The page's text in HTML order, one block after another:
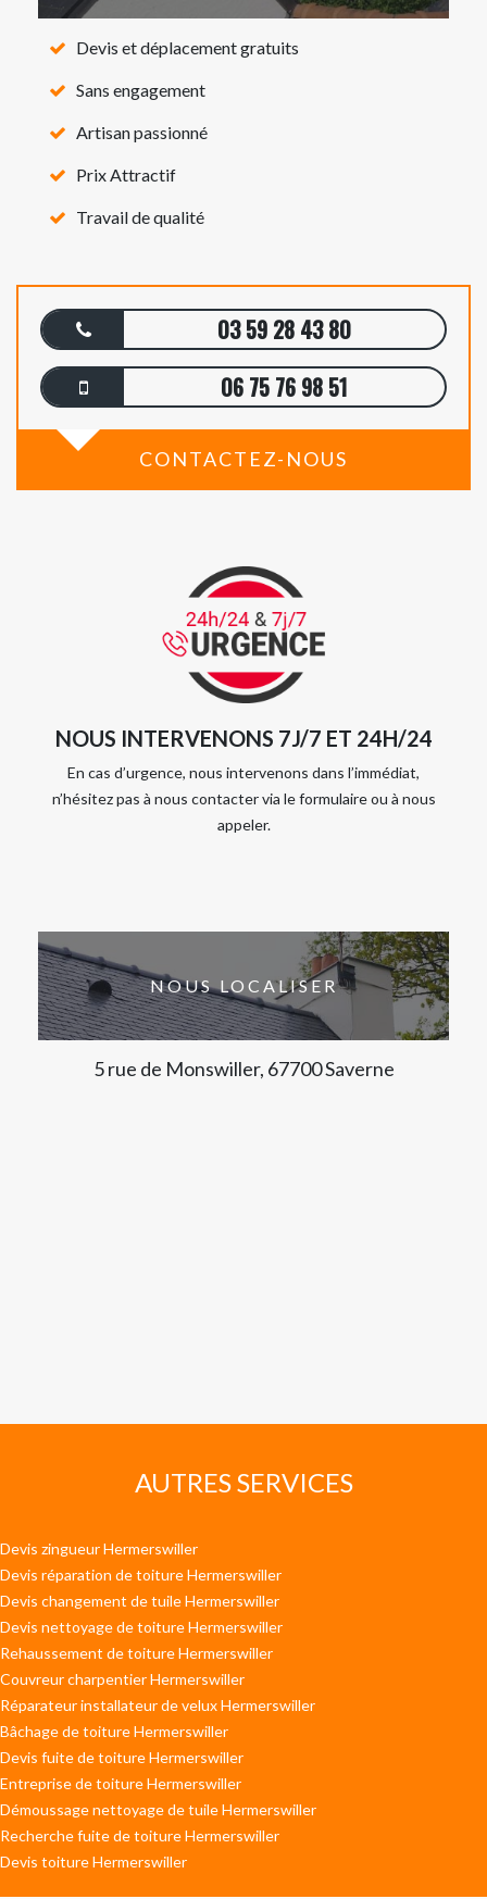
Devis et déplacement gratuits
Sans engagement
Artisan passionné
Prix Attractif
Travail de qualité
03 59 28 43 80
06 75 76 98 51
CONTACTEZ-NOUS
NOUS INTERVENONS 7J/7 ET 24H/24
En cas d’urgence, nous intervenons dans l’immédiat,
n’hésitez pas à nous contacter via le formulaire ou à nous
appeler.
NOUS LOCALISER
5 rue de Monswiller, 67700 Saverne
AUTRES SERVICES
Devis zingueur Hermerswiller
Devis réparation de toiture Hermerswiller
Devis changement de tuile Hermerswiller
Devis nettoyage de toiture Hermerswiller
Rehaussement de toiture Hermerswiller
Couvreur charpentier Hermerswiller
Réparateur installateur de velux Hermerswiller
Bâchage de toiture Hermerswiller
Devis fuite de toiture Hermerswiller
Entreprise de toiture Hermerswiller
Démoussage nettoyage de tuile Hermerswiller
Recherche fuite de toiture Hermerswiller
Devis toiture Hermerswiller